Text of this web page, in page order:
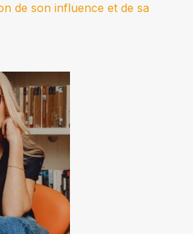
de son influence et de sa